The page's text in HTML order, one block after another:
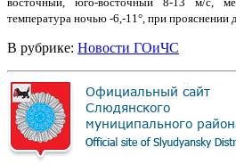
температура ночью -6,-11°, при прояснении
В рубрике: Новости ГОиЧС